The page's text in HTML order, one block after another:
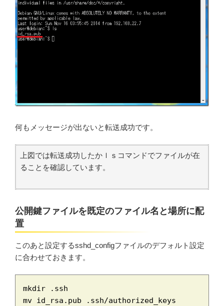
何もメッセージが出ないと転送成功です。
上図では転送成功したかｌｓコマンドでファイルが在
ることを確認しています。
公開鍵ファイルを既定のファイル名と場所に配
置
このあと設定するsshd_configファイルのデフォルト設定
に合わせておきます。
mkdir .ssh
mv id_rsa.pub .ssh/authorized_keys